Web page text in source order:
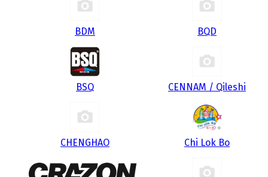
BDM BQD
BSQ CENNAM / Qileshi
CHENGHAO Chi Lok Bo